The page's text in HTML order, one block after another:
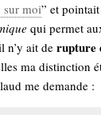
sur moi” et
qui permet
n’y ait derupture
ma distinction
me demande :